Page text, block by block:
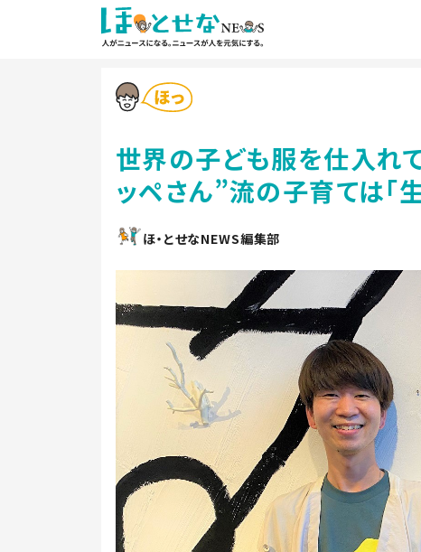
世界の子ども服を仕入
ッペさん”流の子育ては「
ほ・とせなNEWS編集部